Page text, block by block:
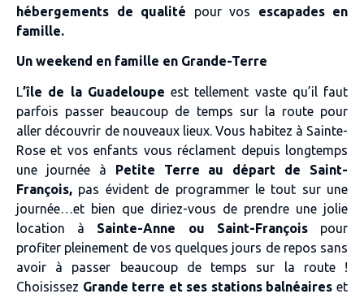
hébergements de qualité pour vos escapades en
famille.
Un weekend en famille en Grande-Terre
L’île de la Guadeloupe est tellement vaste qu’il faut
parfois passer beaucoup de temps sur la route pour
aller découvrir de nouveaux lieux. Vous habitez à Sainte-
Rose et vos enfants vous réclament depuis longtemps
une journée à Petite Terre au départ de Saint-
François, pas évident de programmer le tout sur une
journée…et bien que diriez-vous de prendre une jolie
location à Sainte-Anne ou Saint-Françoispour
profiter pleinement de vos quelques jours de repos sans
avoir à passer beaucoup de temps sur la route !
Choisissez Grande terre et ses stations balnéaires et